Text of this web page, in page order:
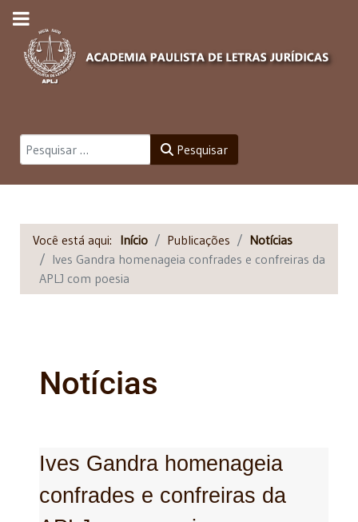
Pesquisar Pesquisar
Você está aqui: Início Publicações
Notícias
Ives Gandra homenageia confrades e confreiras da
APLJ com poesia
Notícias
Ives Gandra homenageia
confrades e confreiras da